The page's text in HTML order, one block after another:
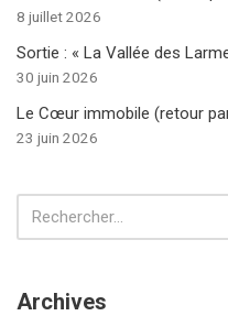
8 juillet 2026
Sortie : « La Vallée des
30 juin 2026
Le Cœur immobile (retour
23 juin 2026
Archives